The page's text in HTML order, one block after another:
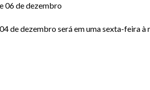
06 de dezembro
de dezembro será em uma sexta-feira à